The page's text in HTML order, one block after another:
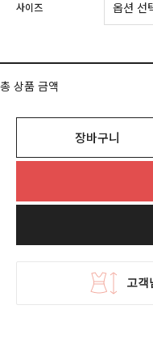
사이즈
총 상품 금액
장바구니